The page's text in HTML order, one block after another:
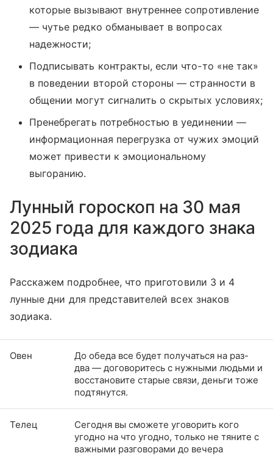
которые вызывают внутреннее сопротивление
— чутье редко обманывает в вопросах
надежности;
Подписывать контракты, если что-то «не так»
в поведении второй стороны — странности в
общении могут сигналить о скрытых условиях;
Пренебрегать потребностью в уединении —
информационная перегрузка от чужих эмоций
может привести к эмоциональному
выгоранию.
Лунный гороскоп на 30 мая
2025 года для каждого знака
зодиака
Расскажем подробнее, что приготовили 3 и 4
лунные дни для представителей всех знаков
зодиака.
Овен
До обеда все будет получаться на раз-
два — договоритесь с нужными людьми и
восстановите старые связи, деньги тоже
подтянутся.
Телец
Сегодня вы сможете уговорить кого
угодно на что угодно, только не тяните с
важными разговорами до вечера